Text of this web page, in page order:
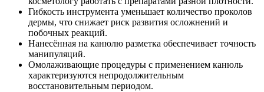
Гибкость инструмента уменьшает количество проколов
дермы, что снижает риск развития осложнений и
побочных реакций.
Нанесённая на канюлю разметка обеспечивает точность
манипуляций.
Омолаживающие процедуры с применением канюль
характеризуются непродолжительным
восстановительным периодом.